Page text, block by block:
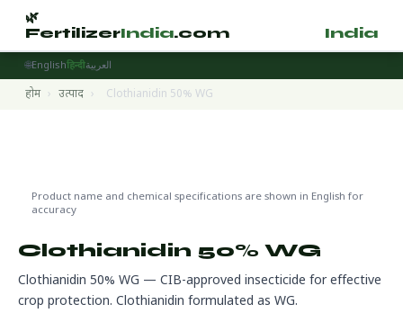
🌿
FertilizerIndia.com India
🌐Englishहिन्दीالعربية
होम › उत्पाद › Clothianidin 50% WG
Product name and chemical specifications are shown in English for
accuracy
Clothianidin 50% WG
Clothianidin 50% WG — CIB-approved insecticide for effective
crop protection. Clothianidin formulated as WG.